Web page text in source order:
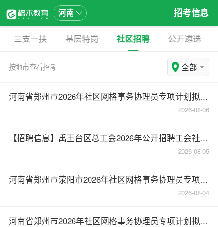
河南 招考信息
三支一扶 基层特岗 社区招聘 公开遴选
按地市查看招考 全部
河南省郑州市2026年社区网格事务协理员专项计划拟聘用人员名单公示(管城回族区第三批)
2026-08-06
【招聘信息】禹王台区总工会2026年公开招聘工会社会化工作者公告
2026-08-05
河南省郑州市荥阳市2026年社区网格事务协理员专项计划拟聘用人员名单公示
2026-08-04
河南省郑州市2026年社区网格事务协理员专项计划拟聘用人员名单公示(郑东新区第三批)